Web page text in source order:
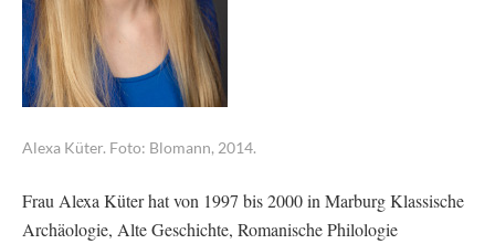
Alexa Küter. Foto: Blomann, 2014.
Frau Alexa Küter hat von 1997 bis 2000 in Marburg Klassische
Archäologie, Alte Geschichte, Romanische Philologie